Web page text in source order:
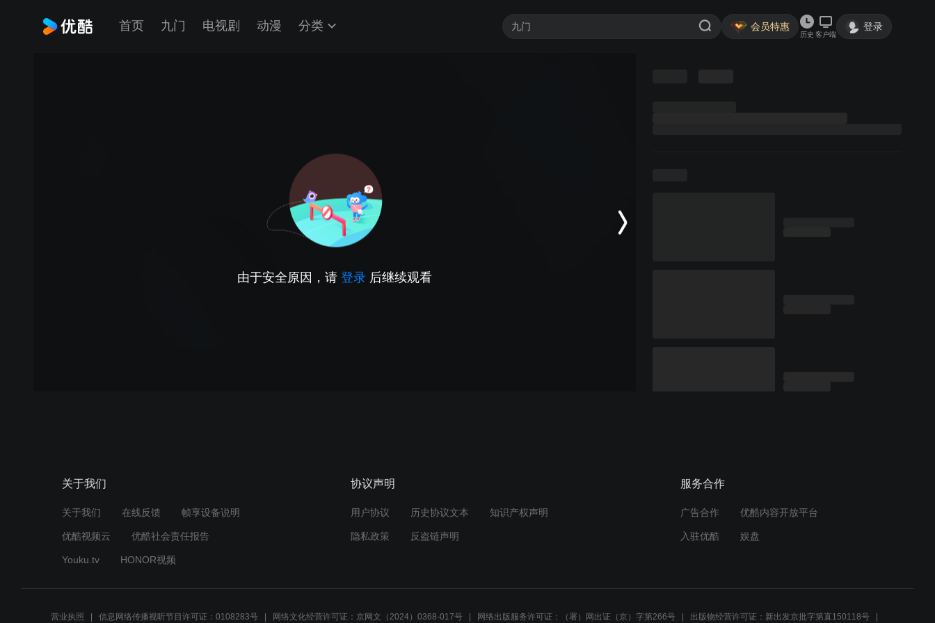
首页 九门 电视剧 动漫 分类 会员特惠
历史 客户端
登录
由于安全原因，请 登录 后继续观看
关于我们
关于我们 在线反馈 帧享设备说明
优酷视频云 优酷社会责任报告
Youku.tv HONOR视频
协议声明
用户协议 历史协议文本 知识产权声明
隐私政策 反盗链声明
服务合作
广告合作 优酷内容开放平台
入驻优酷 娱盘
营业执照 信息网络传播视听节目许可证：0108283号 网络文化经营许可证：京网文（2024）0368-017号 网络出版服务许可证：（署）网出证（京）字第266号 出版物经营许可证：新出发京批字第直150118号